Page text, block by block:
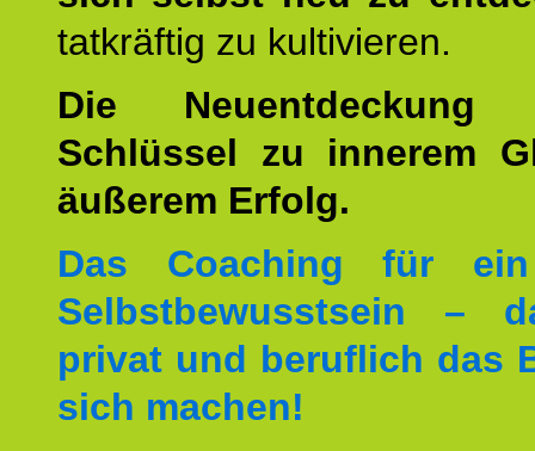
tatkräftig zu kultivieren.
Die
Schlüssel zu innerem
äußerem Erfolg.
Das Coaching für
Selbstbewusstsein –
privat und beruflich das
sich machen!